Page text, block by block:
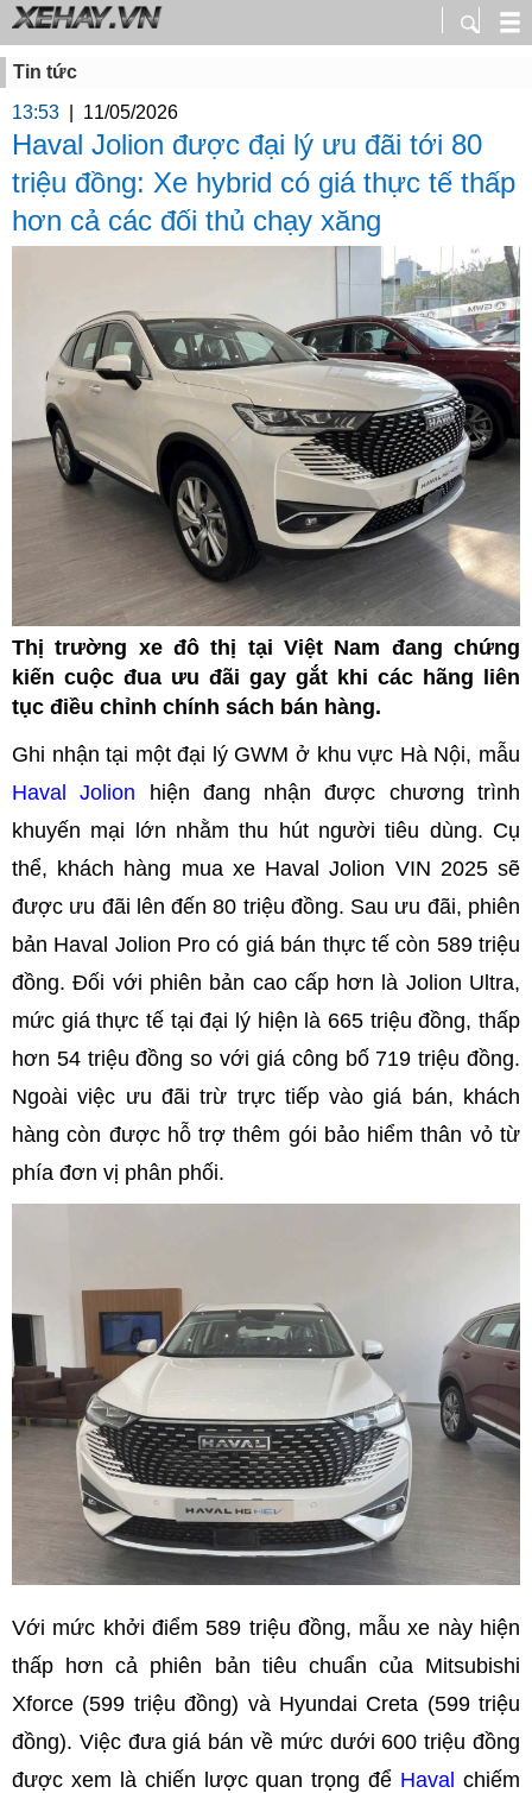
Tin tức
13:53
11/05/2026
Haval Jolion được đại lý ưu đãi tới 80
triệu đồng: Xe hybrid có giá thực tế thấp
hơn cả các đối thủ chạy xăng
Thị trường xe đô thị tại Việt Nam đang chứng
kiến cuộc đua ưu đãi gay gắt khi các hãng liên
tục điều chỉnh chính sách bán hàng.
Ghi nhận tại một đại lý GWM ở khu vực Hà Nội, mẫu
Haval Jolion hiện đang nhận được chương trình
khuyến mại lớn nhằm thu hút người tiêu dùng. Cụ
thể, khách hàng mua xe Haval Jolion VIN 2025 sẽ
được ưu đãi lên đến 80 triệu đồng. Sau ưu đãi, phiên
bản Haval Jolion Pro có giá bán thực tế còn 589 triệu
đồng. Đối với phiên bản cao cấp hơn là Jolion Ultra,
mức giá thực tế tại đại lý hiện là 665 triệu đồng, thấp
hơn 54 triệu đồng so với giá công bố 719 triệu đồng.
Ngoài việc ưu đãi trừ trực tiếp vào giá bán, khách
hàng còn được hỗ trợ thêm gói bảo hiểm thân vỏ từ
phía đơn vị phân phối.
Với mức khởi điểm 589 triệu đồng, mẫu xe này hiện
thấp hơn cả phiên bản tiêu chuẩn của Mitsubishi
Xforce (599 triệu đồng) và Hyundai Creta (599 triệu
đồng). Việc đưa giá bán về mức dưới 600 triệu đồng
được xem là chiến lược quan trọng để Haval chiếm